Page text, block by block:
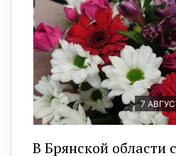
7
В Брянской области